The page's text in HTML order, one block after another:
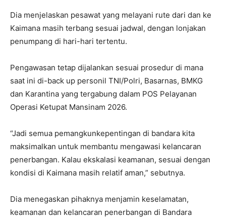
Dia menjelaskan pesawat yang melayani rute dari dan ke
Kaimana masih terbang sesuai jadwal, dengan lonjakan
penumpang di hari-hari tertentu.
Pengawasan tetap dijalankan sesuai prosedur di mana
saat ini di-back up personil TNI/Polri, Basarnas, BMKG
dan Karantina yang tergabung dalam POS Pelayanan
Operasi Ketupat Mansinam 2026.
“Jadi semua pemangkunkepentingan di bandara kita
maksimalkan untuk membantu mengawasi kelancaran
penerbangan. Kalau ekskalasi keamanan, sesuai dengan
kondisi di Kaimana masih relatif aman,” sebutnya.
Dia menegaskan pihaknya menjamin keselamatan,
keamanan dan kelancaran penerbangan di Bandara